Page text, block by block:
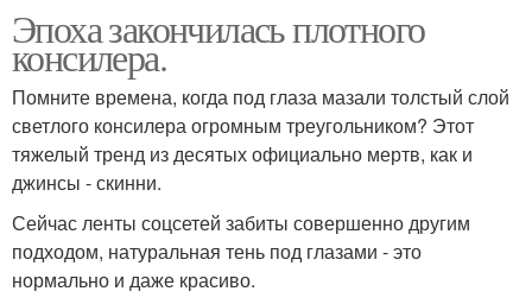
Эпоха закончилась плотного
консилера.
Помните времена, когда под глаза мазали толстый слой
светлого консилера огромным треугольником? Этот
тяжелый тренд из десятых официально мертв, как и
джинсы - скинни.
Сейчас ленты соцсетей забиты совершенно другим
подходом, натуральная тень под глазами - это
нормально и даже красиво.